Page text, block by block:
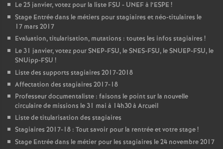
Le 25 janvier, votez pour la liste FSU - UNEFà l’ESPE !
Stage Entrée dans le métiers pour stagiaires et néo-titulaires le
17 mars 2017
Evaluation, titularisation, mutations : toutes les infos stagiaires !
Le 31 janvier, votez pourSNEP-FSU, leSNES-FSU, leSNUEP-FSU, le
SNUipp-FSU !
Liste des supports stagiaires 2017-2018
Affectation des stagiaires 2017-18
Professeur documentaliste : faisons le point sur la nouvelle
circulaire de missions le 31 mai à 14h30 à Arcueil
Liste de titularisation des stagiaires
Stagiaires 2017-18 : Tout savoir pour la rentrée et votre stage!
Stage Entrée dans le métier pour les stagiaires le 24 novembre 2017